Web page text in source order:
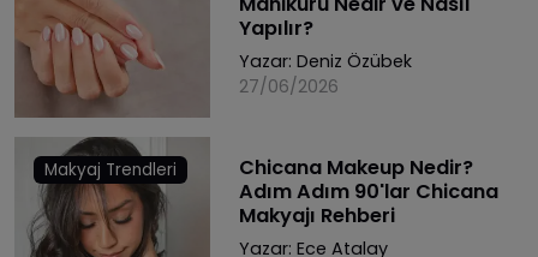
Yapılır?
Yazar: Deniz Özübek
27/06/2026
Makyaj Trendleri
Chicana Makeup Nedir?
Adım Adım 90'lar Chicana
Makyajı Rehberi
Yazar: Ece Atalay